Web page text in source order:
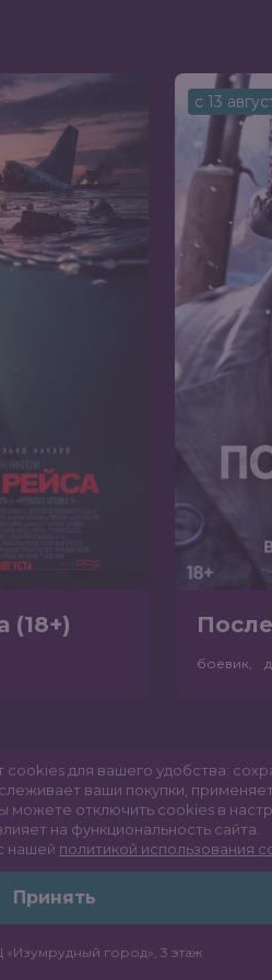
(18+)
с 13
боевик,
город», 3 этаж
cookies для вашего удобства:
ваши покупки,
можете отключить cookies в
на функциональность сайта.
нашей политикой использования
Принять